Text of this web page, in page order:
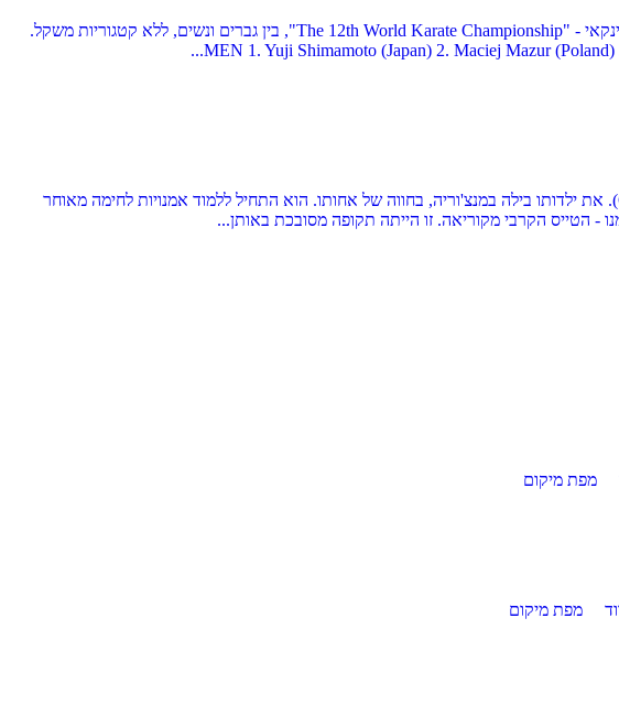
בתאריכים 9-10.11 שנת 2019 בטוקיו (יפן), התקיים האירוע החשוב בעולם בודו-קראטה, אליפות העולם ה-12 בקראטה שינקיוקושינקאי - "The 12th World Karate Championship", בין גברים ונשים, ללא קטגוריות משקל.
26.4.1994 - 27.7.1923 צעירותו מאסוטסו אויאמה נולד בכפר בקוריאה הדרומית, ושמו האמיתי הוא צ'וי יינג יויי (Choi Young-Eui). את ילדותו בילה במנצ'וריה, בחווה של אחותו. הוא התחיל ללמוד אמנויות לחימה מאוחר